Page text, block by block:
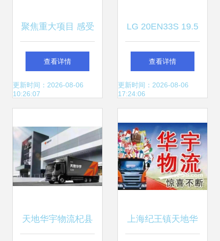
聚焦重大项目 感受
达州发展——达州
市农产品集中加工
产业新格局
查看详情
更新时间：2026-08-06
10:26:07
LG 20EN33S 19.5
英寸LED超薄液晶
显示器 办公与家用
查看详情
更新时间：2026-08-06
17:24:06
天地华宇物流杞县 上海纪王镇天地华